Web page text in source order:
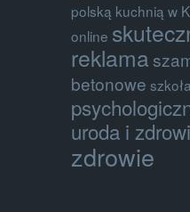
polską kuchnią w
online
reklama
betonowe szkoła
uroda i
zdrowie